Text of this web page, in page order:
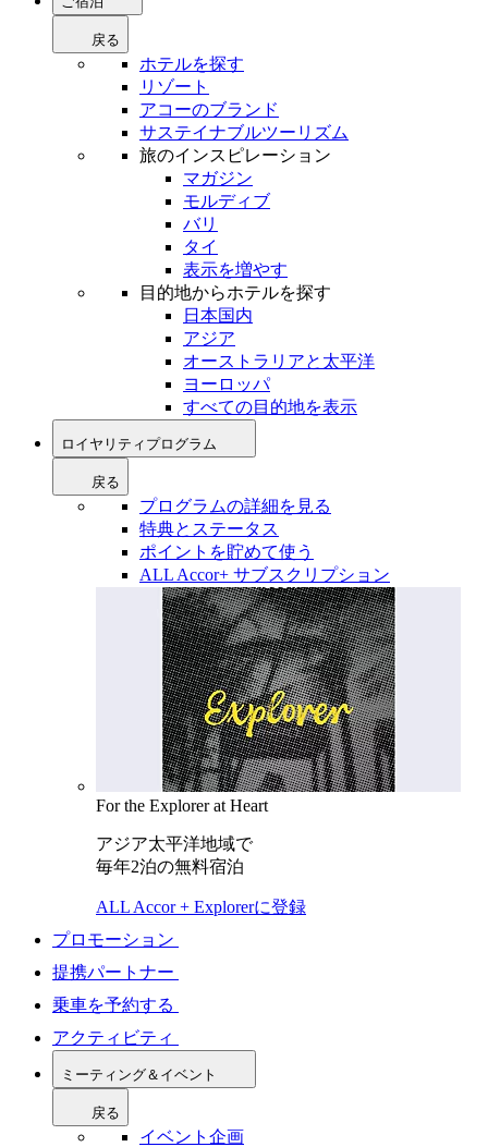
戻る
ホテルを探す
リゾート
アコーのブランド
サステイナブルツーリズム
旅のインスピレーション
マガジン
モルディブ
バリ
タイ
表示を増やす
目的地からホテルを探す
日本国内
アジア
オーストラリアと太平洋
ヨーロッパ
すべての目的地を表示
ロイヤリティプログラム
戻る
プログラムの詳細を見る
特典とステータス
ポイントを貯めて使う
ALL Accor+ サブスクリプション
For the Explorer at Heart
アジア太平洋地域で
毎年2泊の無料宿泊
ALL Accor + Explorerに登録
プロモーション
提携パートナー
乗車を予約する
アクティビティ
ミーティング＆イベント
戻る
イベント企画